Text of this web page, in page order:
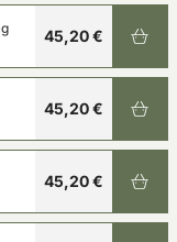
45,20 €
45,20 €
45,20 €